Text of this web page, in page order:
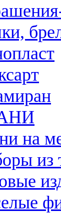
на
из